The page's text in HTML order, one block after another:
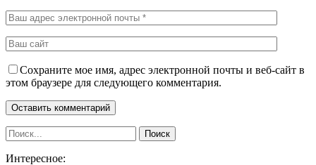
Сохраните мое имя, адрес электронной почты и веб-сайт в
этом браузере для следующего комментария.
Интересное: